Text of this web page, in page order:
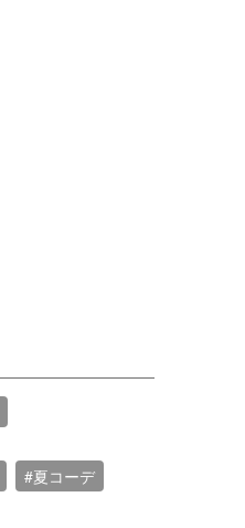
#夏コーデ